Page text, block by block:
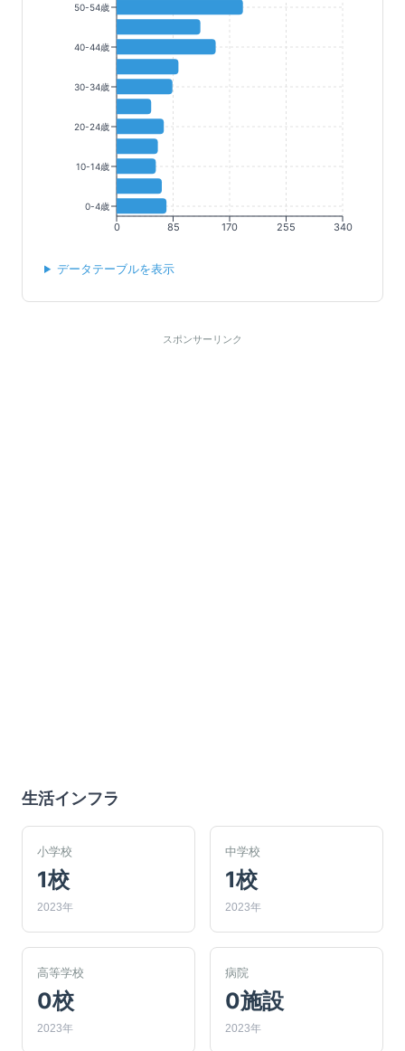
0 85 170 255 340
50-54歳
40-44歳
30-34歳
20-24歳
10-14歳
0-4歳
データテーブルを表示
スポンサーリンク
生活インフラ
小学校
1校
2023年
中学校
1校
2023年
高等学校
0校
2023年
病院
0施設
2023年